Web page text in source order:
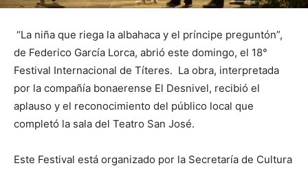
“La niña que riega la albahaca y el príncipe preguntón”,
de Federico García Lorca, abrió este domingo, el 18°
Festival Internacional de Títeres. La obra, interpretada
por la compañía bonaerense El Desnivel, recibió el
aplauso y el reconocimiento del público local que
completó la sala del Teatro San José.
Este Festival está organizado por la Secretaría de Cultura